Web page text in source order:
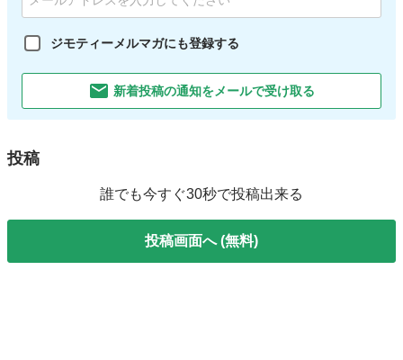
ジモティーメルマガにも登録する
新着投稿の通知をメールで受け取る
投稿
誰でも今すぐ30秒で投稿出来る
投稿画面へ (無料)